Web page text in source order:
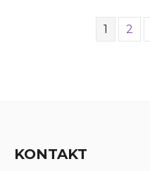
1 2
KONTAKT